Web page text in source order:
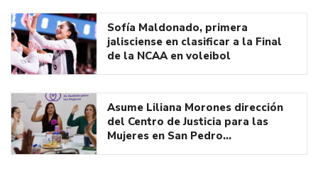
Sofía Maldonado, primera
jalisciense en clasificar a la Final
de la NCAA en voleibol
Asume Liliana Morones dirección
del Centro de Justicia para las
Mujeres en San Pedro…